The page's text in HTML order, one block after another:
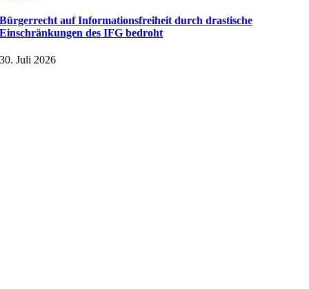
Bürgerrecht auf Informationsfreiheit durch drastische
Einschränkungen des IFG bedroht
30. Juli 2026